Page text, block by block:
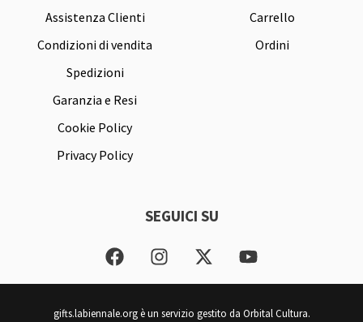
Assistenza Clienti
Condizioni di vendita
Spedizioni
Garanzia e Resi
Cookie Policy
Privacy Policy
Carrello
Ordini
SEGUICI SU
F
a
c
e
I
n
s
X
-
t
w
Y
o
u
t
gifts.labiennale.org è un servizio gestito da Orbital Cultura.